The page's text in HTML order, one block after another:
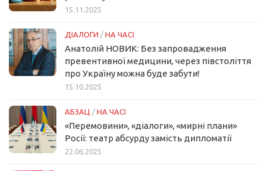
15.11.2025
ДІАЛОГИ / НА ЧАСІ
Анатолій НОВИК: Без запровадження
превентивної медицини, через півстоліття
про Україну можна буде забути!
15.10.2025
АБЗАЦ / НА ЧАСІ
«Перемовини», «діалоги», «мирні плани»
Росії: театр абсурду замість дипломатії
22.06.2025